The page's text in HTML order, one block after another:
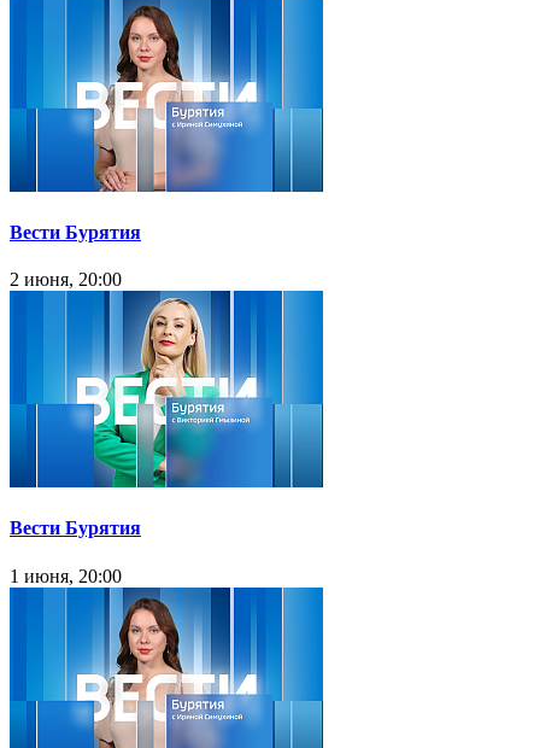
Вести Бурятия
2 июня, 20:00
Вести Бурятия
1 июня, 20:00